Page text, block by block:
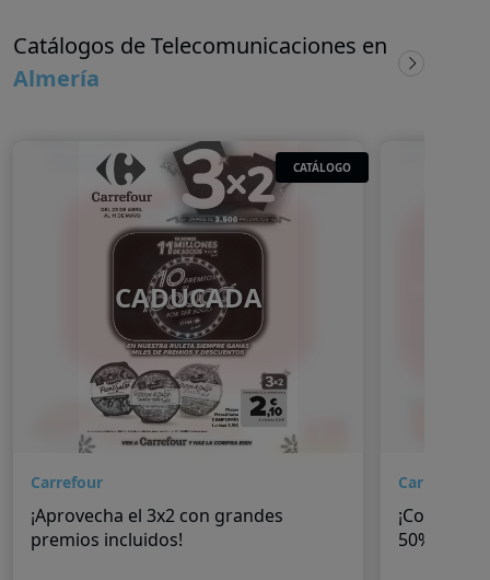
Catálogos de Telecomunicaciones en
Almería
CATÁLOGO
CADUCADA
Carrefour
¡Aprovecha el 3x2 con grandes
premios incluidos!
Carrefour
50%!